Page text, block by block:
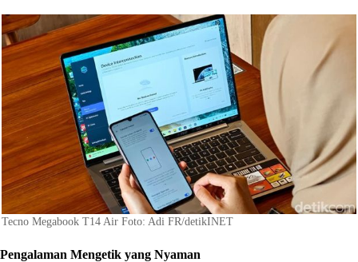
Tecno Megabook T14 Air Foto: Adi FR/detikINET
Pengalaman Mengetik yang Nyaman